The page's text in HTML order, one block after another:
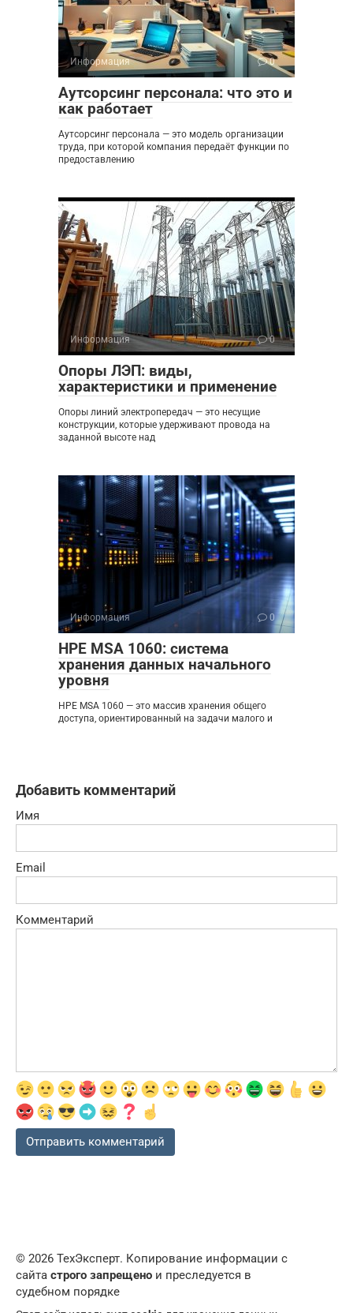
Информация 0
Аутсорсинг персонала: что это и
как работает
Аутсорсинг персонала — это модель организации
труда, при которой компания передаёт функции по
предоставлению
Информация 0
Опоры ЛЭП: виды,
характеристики и применение
Опоры линий электропередач — это несущие
конструкции, которые удерживают провода на
заданной высоте над
Информация 0
HPE MSA 1060: система
хранения данных начального
уровня
HPE MSA 1060 — это массив хранения общего
доступа, ориентированный на задачи малого и
Добавить комментарий
Имя
Email
Комментарий
© 2026 ТехЭксперт. Копирование информации с
сайта строго запрещено и преследуется в
судебном порядке